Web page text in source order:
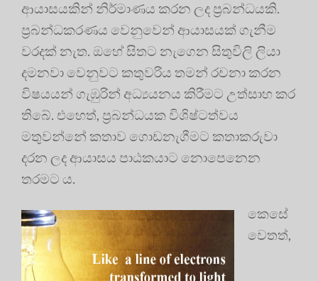
ආයාසයකින් නිර්මාණය කරන ලද ප්‍රබන්ධයකි.
ප්‍රබන්ධකරණය වෙනුවෙන් ආයාසයක් ගැනීම
වරදක් නැත. ඔහේ සිතට නැගෙන සිතුවිලි ලියා
දමනවා වෙනුවට කතුවරිය තමන් රචනා කරන
විෂයයන් ගැඹුරින් අධ්‍යයනය කිරීමට උත්සාහ කර
තිබේ. එහෙත්, ප්‍රබන්ධයක විශිෂ්ටත්වය
මතුවන්නේ කතාව ගොඩනැගීමට කතාකරුවා
දරන ලද ආයාසය පාඨකයාට නොපෙනෙන
තරමට ය.
කෙසේ
වෙතත්,